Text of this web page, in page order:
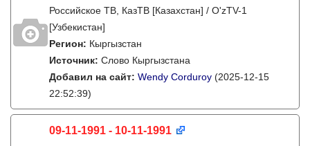
Российское ТВ, КазТВ [Казахстан] / O'zTV-1
[Узбекистан]
Регион: Кыргызстан
Источник: Слово Кыргызстана
Добавил на сайт: Wendy Corduroy (2025-12-15
22:52:39)
09-11-1991 - 10-11-1991